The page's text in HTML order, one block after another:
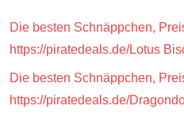
Die besten Schnäppchen,
https://piratedeals.de/Lotus
Die besten Schnäppchen,
https://piratedeals.de/